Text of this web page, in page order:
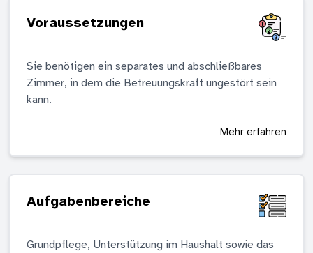
Voraussetzungen
Sie benötigen ein separates und abschließbares
Zimmer, in dem die Betreuungskraft ungestört sein
kann.
Mehr erfahren
Aufgabenbereiche
Grundpflege, Unterstützung im Haushalt sowie das